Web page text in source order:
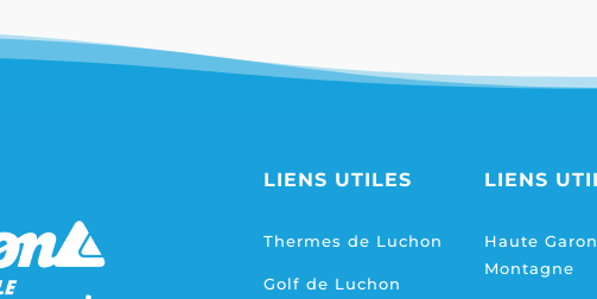
LIENS UTILES
Thermes de Luchon
Golf de Luchon
LIENS
Haute
Montagne